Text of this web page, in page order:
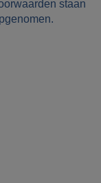
staan